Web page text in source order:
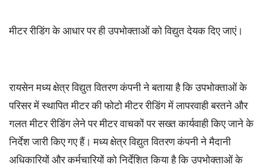
मीटर रीडिंग के आधार पर ही उपभोक्ताओं को विद्युत देयक दिए जाएं।
रायसेन मध्य क्षेत्र विद्युत वितरण कंपनी ने बताया है कि उपभोक्ताओं के
परिसर में स्थापित मीटर की फोटो मीटर रीडिंग में लापरवाही बरतने और
गलत मीटर रीडिंग लेने पर मीटर वाचकों पर सख्त कार्यवाही किए जाने के
निर्देश जारी किए गए हैं। मध्य क्षेत्र विद्युत वितरण कंपनी ने मैदानी
अधिकारियों और कर्मचारियों को निर्देशित किया है कि उपभोक्ताओं के